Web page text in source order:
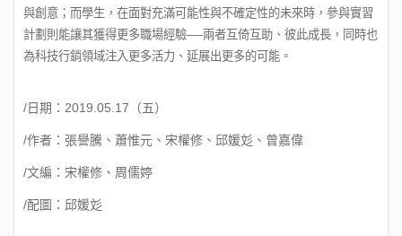
與創意；而學生，在面對充滿可能性與不確定性的未來時，參與實習
計劃則能讓其獲得更多職場經驗──兩者互倚互助、彼此成長，同時也
為科技行銷領域注入更多活力、延展出更多的可能。
/日期：2019.05.17（五）
/作者：張譽騰、蕭惟元、宋權修、邱媛彣、曾嘉偉
/文編：宋權修、周儒婷
/配圖：邱媛彣